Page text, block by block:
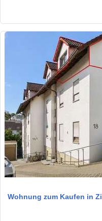
Wohnung zum Kaufen in